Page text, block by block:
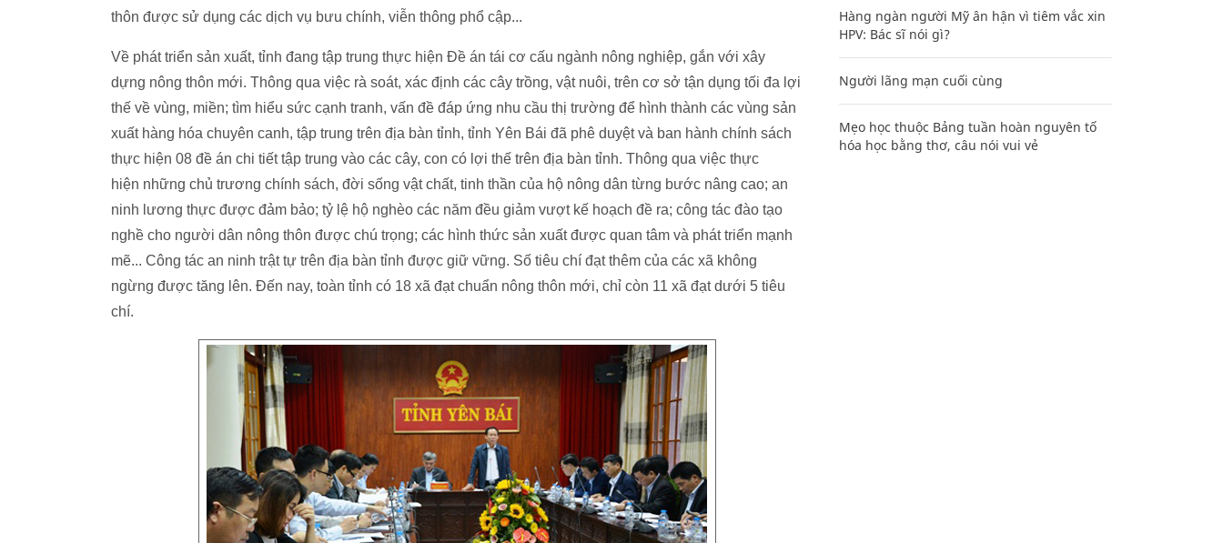
thôn được sử dụng các dịch vụ bưu chính, viễn thông phổ cập...
Về phát triển sản xuất, tỉnh đang tập trung thực hiện Đề án tái cơ cấu ngành nông nghiệp, gắn với xây
dựng nông thôn mới. Thông qua việc rà soát, xác định các cây trồng, vật nuôi, trên cơ sở tận dụng tối đa lợi
thế về vùng, miền; tìm hiểu sức cạnh tranh, vấn đề đáp ứng nhu cầu thị trường để hình thành các vùng sản
xuất hàng hóa chuyên canh, tập trung trên địa bàn tỉnh, tỉnh Yên Bái đã phê duyệt và ban hành chính sách
thực hiện 08 đề án chi tiết tập trung vào các cây, con có lợi thế trên địa bàn tỉnh. Thông qua việc thực
hiện những chủ trương chính sách, đời sống vật chất, tinh thần của hộ nông dân từng bước nâng cao; an
ninh lương thực được đảm bảo; tỷ lệ hộ nghèo các năm đều giảm vượt kế hoạch đề ra; công tác đào tạo
nghề cho người dân nông thôn được chú trọng; các hình thức sản xuất được quan tâm và phát triển mạnh
mẽ... Công tác an ninh trật tự trên địa bàn tỉnh được giữ vững. Số tiêu chí đạt thêm của các xã không
ngừng được tăng lên. Đến nay, toàn tỉnh có 18 xã đạt chuẩn nông thôn mới, chỉ còn 11 xã đạt dưới 5 tiêu
chí.
Hàng ngàn người Mỹ ân hận vì tiêm vắc xin
HPV: Bác sĩ nói gì?
Người lãng mạn cuối cùng
Mẹo học thuộc Bảng tuần hoàn nguyên tố
hóa học bằng thơ, câu nói vui vẻ